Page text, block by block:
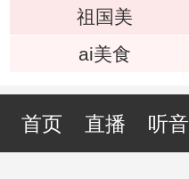
祖国美
ai美食
首页 直播 听音